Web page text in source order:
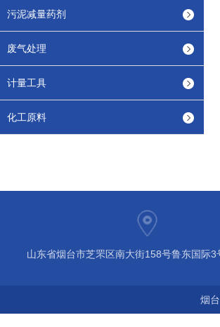
污泥减量药剂
废气处理
计量工具
化工原料
山东省烟台市芝罘区南大街158号鲁东国际3
烟